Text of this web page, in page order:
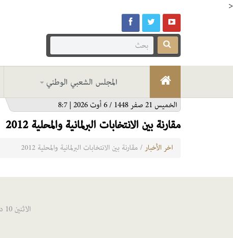
>
المجلس الشعبي الوطني
الخميس 21 صفر 1448 / 6 أوت 2026 | 8:7
مقارنة بين الانتخابات البرلمانية والمحلية 2012
اخر الأخبار / مقارنة بين الانتخابات البرلمانية والمحلية 2012
الاثنين 10 ديسمبر 2012